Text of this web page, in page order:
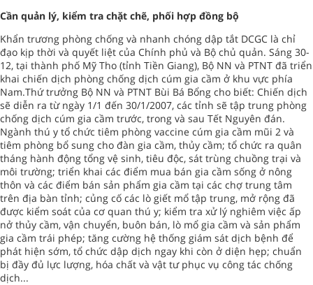
Cần quản lý, kiểm tra chặt chẽ, phối hợp đồng bộ
Khẩn trương phòng chống và nhanh chóng dập tắt DCGC là chỉ
đạo kịp thời và quyết liệt của Chính phủ và Bộ chủ quản. Sáng 30-
12, tại thành phố Mỹ Tho (tỉnh Tiền Giang), Bộ NN và PTNT đã triển
khai chiến dịch phòng chống dịch cúm gia cầm ở khu vực phía
Nam.Thứ trưởng Bộ NN và PTNT Bùi Bá Bổng cho biết: Chiến dịch
sẽ diễn ra từ ngày 1/1 đến 30/1/2007, các tỉnh sẽ tập trung phòng
chống dịch cúm gia cầm trước, trong và sau Tết Nguyên đán.
Ngành thú y tổ chức tiêm phòng vaccine cúm gia cầm mũi 2 và
tiêm phòng bổ sung cho đàn gia cầm, thủy cầm; tổ chức ra quân
tháng hành động tổng vệ sinh, tiêu độc, sát trùng chuồng trại và
môi trường; triển khai các điểm mua bán gia cầm sống ở nông
thôn và các điểm bán sản phẩm gia cầm tại các chợ trung tâm
trên địa bàn tỉnh; củng cố các lò giết mổ tập trung, mở rộng đã
được kiểm soát của cơ quan thú y; kiểm tra xử lý nghiêm việc ấp
nở thủy cầm, vận chuyển, buôn bán, lò mổ gia cầm và sản phẩm
gia cầm trái phép; tăng cường hệ thống giám sát dịch bệnh để
phát hiện sớm, tổ chức dập dịch ngay khi còn ở diện hẹp; chuẩn
bị đầy đủ lực lượng, hóa chất và vật tư phục vụ công tác chống
dịch...